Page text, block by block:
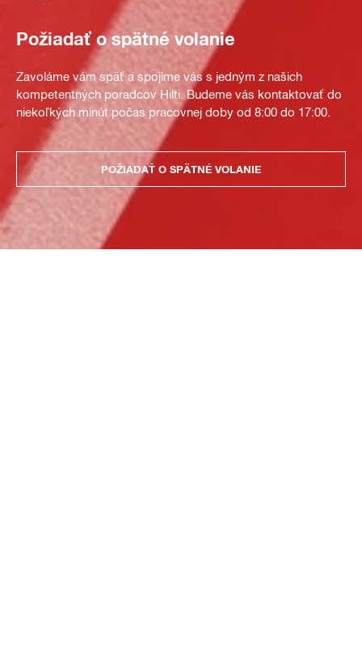
Požiadať o spätné volanie
Zavoláme vám späť a spojíme vás s jedným z našich
kompetentných poradcov Hilti. Budeme vás kontaktovať do
niekoľkých minút počas pracovnej doby od 8:00 do 17:00.
POŽIADAŤ O SPÄTNÉ VOLANIE